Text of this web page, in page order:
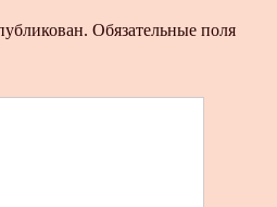
Обязательные поля